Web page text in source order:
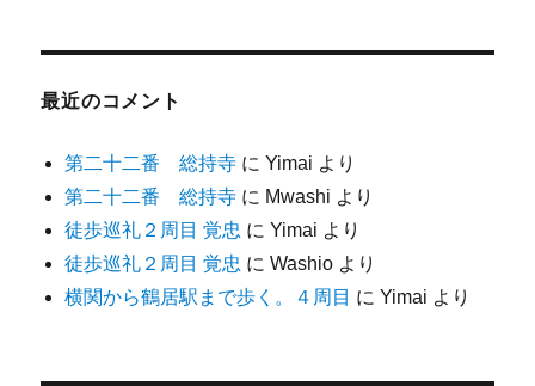
最近のコメント
第二十二番 総持寺 にYimai より
第二十二番 総持寺 に Mwashi より
徒歩巡礼２周目 覚忠 にYimai より
徒歩巡礼２周目 覚忠 にWashio より
横関から鶴居駅まで歩く。４周目 にYimai より